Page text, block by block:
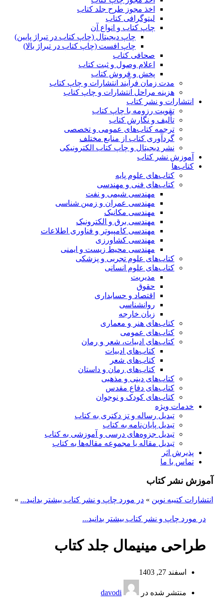
اخذ مجوز طرح جلد کتاب
لیتوگرافی کتاب
چاپ کتاب و انواع آن
چاپ دیجیتال (چاپ کتاب در تیراژ پایین)
چاپ افست (چاپ کتاب در تیراژ بالا)
صحافی کتاب
اعلام وصول و ثبت کتاب
پخش و فروش کتاب
مدت زمان فرآیند انتشارات و چاپ کتاب
هزینه مراحل انتشارات و چاپ کتاب
انتشارات و نشر کتاب
تقویت رزومه با چاپ کتاب
تألیف و نگارش کتاب
ترجمه کتاب‌های عمومی و تخصصی
گردآوری کتاب از منابع مختلف
نشر دیجیتال و چاپ کتاب الکترونیکی
آموزش نشر کتاب
کتاب‌ها
کتاب‌های علوم پایه
کتاب‌های فنی و مهندسی
مهندسی شیمی و نفت
مهندسی عمران و زمین شناسی
مهندسی مکانیک
مهندسی برق و الکترونیک
مهندسی کامپیوتر و فناوری اطلاعات
مهندسی کشاورزی
مهندسی محیط زیست و ایمنی
کتاب‌های علوم تجربی و پزشکی
کتاب‌های علوم انسانی
مدیریت
حقوق
اقتصاد و حسابداری
روانشناسی
زبان خارجه
کتاب‌های هنر و معماری
کتاب‌های عمومی
کتاب‌های ادبیات، شعر و رمان
کتاب‌های ادبیات
کتاب‌های شعر
کتاب‌های رمان و داستان
کتاب‌های دینی و مذهبی
کتاب‌های دفاع مقدس
کتاب‌های کودک و نوجوان
خدمات ویژه
تبدیل رساله و تز دکتری به کتاب
تبدیل پایان‌نامه به کتاب
تبدیل جزوه‌های درسی و آموزشی به کتاب
تبدیل مقاله یا مجموعه مقاله‌ها به کتاب
پذیرش اثر
تماس با ما
آموزش نشر کتاب
انتشارات کتیبه نوین » در مورد چاپ و نشر کتاب بیشتر بدانید... »
در مورد چاپ و نشر کتاب بیشتر بدانید...
طراحی مینیمال جلد کتاب
اسفند 27, 1403
منتشر شده در davodi